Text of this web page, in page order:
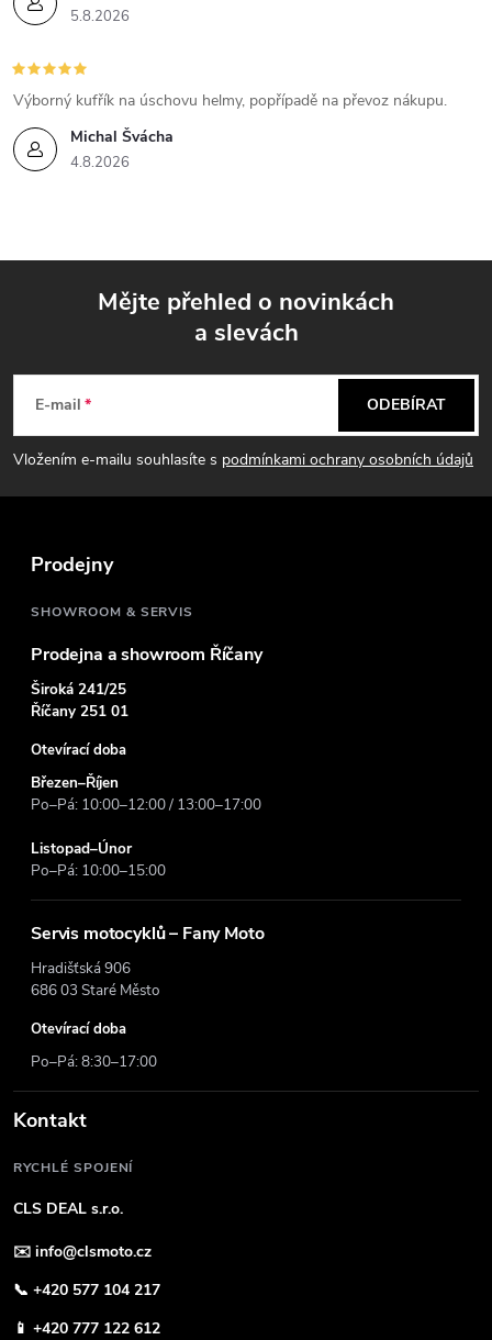
5.8.2026
Michal Švácha
4.8.2026
Výborný kufřík na úschovu helmy, popřípadě na převoz nákupu.
p
a
Mějte přehled o novinkách
a slevách
E-mail
Vložením e-mailu souhlasíte s podmínkami ochrany osobních údajů
ODEBÍRAT
Prodejny
SHOWROOM & SERVIS
Prodejna a showroom Říčany
Široká 241/25
Říčany 251 01
Otevírací doba
Březen–Říjen
Po–Pá: 10:00–12:00 / 13:00–17:00
Listopad–Únor
Po–Pá: 10:00–15:00
Servis motocyklů – Fany Moto
Hradišťská 906
686 03 Staré Město
Otevírací doba
Po–Pá: 8:30–17:00
Kontakt
RYCHLÉ SPOJENÍ
CLS DEAL s.r.o.
✉️ info@clsmoto.cz
📞 +420 577 104 217
📱 +420 777 122 612